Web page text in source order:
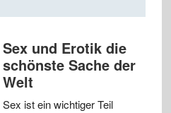
Sex und Erotik die
schönste Sache der
Welt
Sex ist ein wichtiger Teil